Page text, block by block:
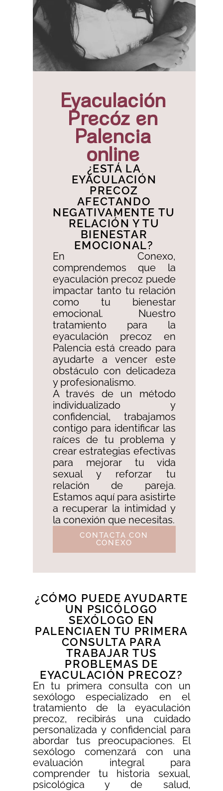
Eyaculación
Precóz en
Palencia
online
¿ESTÁ LA
EYACULACIÓN
PRECOZ
AFECTANDO
NEGATIVAMENTE TU
RELACIÓN Y TU
BIENESTAR
EMOCIONAL?​
En Conexo,
comprendemos que la
eyaculación precoz puede
impactar tanto tu relación
como tu bienestar
emocional. Nuestro
tratamiento para la
eyaculación precoz en
Palencia está creado para
ayudarte a vencer este
obstáculo con delicadeza
y profesionalismo. ​
A través de un método
individualizado y
confidencial, trabajamos
contigo para identificar las
raíces de tu problema y
crear estrategias efectivas
para mejorar tu vida
sexual y reforzar tu
relación de pareja.
Estamos aquí para asistirte
a recuperar la intimidad y
la conexión que necesitas.
CONTACTA CON
CONEXO
¿CÓMO PUEDE AYUDARTE
UN PSICÓLOGO
SEXÓLOGO EN
PALENCIAEN TU PRIMERA
CONSULTA PARA
TRABAJAR TUS
PROBLEMAS DE
EYACULACIÓN PRECOZ?
En tu primera consulta con un
sexólogo especializado en el
tratamiento de la eyaculación
precoz, recibirás una cuidado
personalizada y confidencial para
abordar tus preocupaciones. El
sexólogo comenzará con una
evaluación integral para
comprender tu historia sexual,
psicológica y de salud,